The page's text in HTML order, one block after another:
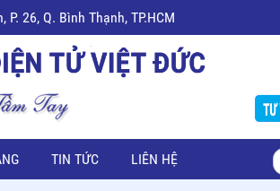
26, Q. Bình Thạnh, TP.HCM
TIN TỨC LIÊN HỆ